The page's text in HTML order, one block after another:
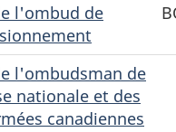
l'ombud de
l'ombudsman de
nationale et des
canadiennes